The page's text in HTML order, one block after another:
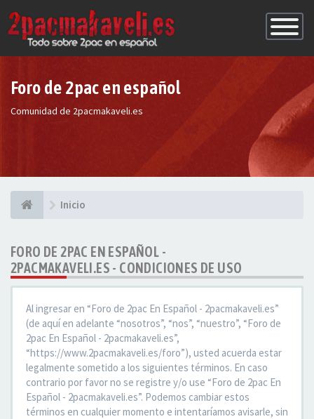
de
Foro de 2pac en español
Comunidad de 2pacmakaveli.es
Inicio
FORO DE 2PAC EN ESPAÑOL -
2PACMAKAVELI.ES - CONDICIONES DE USO
Al ingresar en “Foro de 2pac En Español - 2pacmakaveli.es”
(de aquí en adelante “nosotros”, “nos”, “nuestro”, “Foro de
2pac En Español - 2pacmakaveli.es”,
“https://www.2pacmakaveli.es/foro”), usted acuerda estar
legalmente sometido a los siguientes términos. En caso
contrario por favor no se registre y/o use “Foro de 2pac En
Español - 2pacmakaveli.es”. Podemos cambiar estos
términos en cualquier momento e intentaríamos avisarle, sin